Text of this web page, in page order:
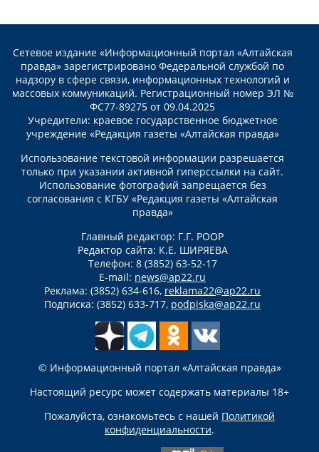
Сетевое издание «Информационный портал «Алтайская
правда» зарегистрировано Федеральной службой по
надзору в сфере связи, информационных технологий и
массовых коммуникаций. Регистрационный номер ЭЛ №
ФС77-89275 от 09.04.2025
Учредители: краевое государственное бюджетное
учреждение «Редакция газеты «Алтайская правда»
Использование текстовой информации разрешается
только при указании активной гиперссылки на сайт.
Использование фотографий запрещается без
согласования с КГБУ «Редакция газеты «Алтайская
правда»
Главный редактор: Г.Г. РООР
Редактор сайта: К.Е. ШИРЯЕВА
Телефон: 8 (3852) 63-52-17
E-mail: news@ap22.ru
Реклама: (3852) 634-616, reklama22@ap22.ru
Подписка: (3852) 633-717, podpiska@ap22.ru
© Информационный портал «Алтайская правда»
Настоящий ресурс может содержать материалы 18+
Пожалуйста, ознакомьтесь с нашей Политикой
конфиденциальности.